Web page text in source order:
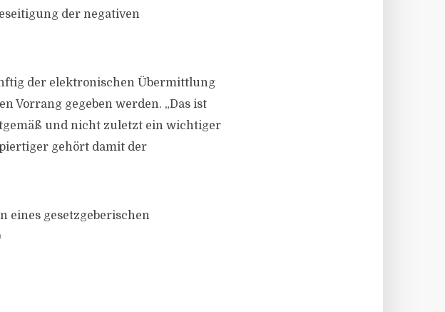
der negativen
der elektronischen Übermittlung
Vorrang gegeben werden. „Das ist
und nicht zuletzt ein wichtiger
gehört damit der
eines gesetzgeberischen